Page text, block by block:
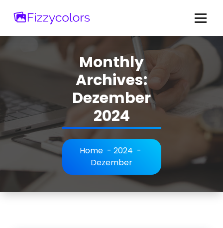
Monthly
Archives:
Dezember
2024
Home - 2024 -
Dezember